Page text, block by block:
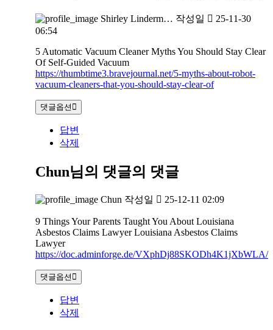
Shirley Linderm… 작성일
25-11-30
06:54
5 Automatic Vacuum Cleaner Myths You Should Stay Clear
Of Self-Guided Vacuum
https://thumbtime3.bravejournal.net/5-myths-about-robot-
vacuum-cleaners-that-you-should-stay-clear-of
댓글옵션
답변
삭제
Chun님의 댓글의 댓글
Chun 작성일 25-12-11 02:09
9 Things Your Parents Taught You About Louisiana
Asbestos Claims Lawyer Louisiana Asbestos Claims
Lawyer
https://doc.adminforge.de/VXphDj88SKODh4K1jXbWLA/
댓글옵션
답변
삭제